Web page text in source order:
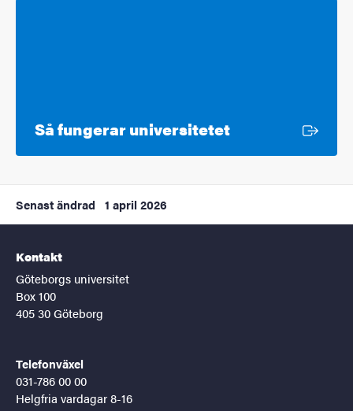
Så fungerar universitetetExtern länk
Senast ändrad 1 april 2026
Kontakt
Göteborgs universitet
Box 100
405 30 Göteborg
Telefonväxel
031-786 00 00
Helgfria vardagar 8-16